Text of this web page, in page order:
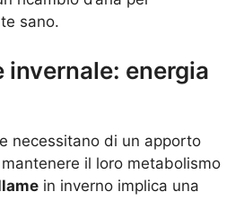
sano.
energia
necessitano di un apporto
il loro metabolismo
in inverno implica una